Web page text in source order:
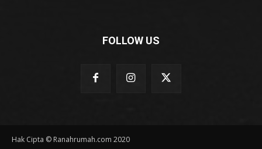
FOLLOW US
Hak Cipta © Ranahrumah.com 2020